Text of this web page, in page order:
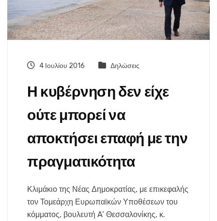
4 Ιουλίου 2016 Δηλώσεις
Η κυβέρνηση δεν είχε
ούτε μπορεί να
αποκτήσει επαφή με την
πραγματικότητα
Κλιμάκιο της Νέας Δημοκρατίας, με επικεφαλής
τον Τομεάρχη Ευρωπαϊκών Υποθέσεων του
κόμματος, βουλευτή A’ Θεσσαλονίκης, κ.